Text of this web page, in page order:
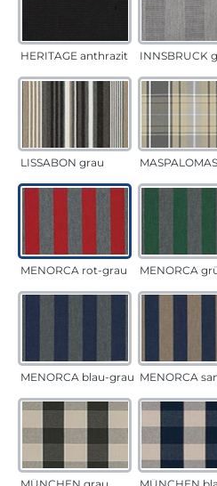
HERITAGE anthrazit INNSBRUCK
LISSABON grau
MENORCA rot-grau MENORCA
MENORCA blau-grau MENORCA